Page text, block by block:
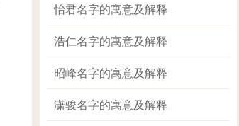
怡君名字的寓意及解释
浩仁名字的寓意及解释
昭峰名字的寓意及解释
潇骏名字的寓意及解释